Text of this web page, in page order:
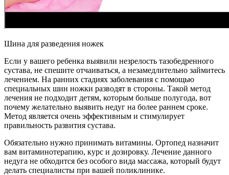
Шина для разведения ножек
Если у вашего ребенка выявили незрелость тазобедренного
сустава, не спешите отчаиваться, а незамедлительно займитесь
лечением. На ранних стадиях заболевания с помощью
специальных шин ножки разводят в стороны. Такой метод
лечения не подходит детям, которым больше полугода, вот
почему желательно выявить недуг на более раннем сроке.
Метод является очень эффективным и стимулирует
правильность развития сустава.
Обязательно нужно принимать витамины. Ортопед назначит
вам витаминотерапию, курс и дозировку. Лечение данного
недуга не обходится без особого вида массажа, который будут
делать специалисты при вашей поликлинике.